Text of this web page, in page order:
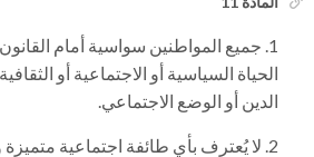
جميع المواطنين سواسية أمام
الحياة السياسية أو الاجتماعية أو
الدين أو الوضع الاجتماعي.
لا يُعترف بأي طائفة اجتماعية متميزة